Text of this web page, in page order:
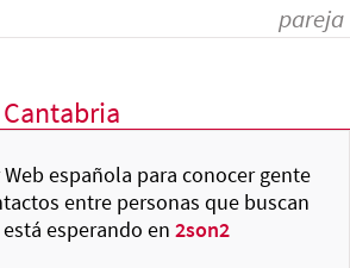
pareja
española para conocer gente
entre personas que buscan
esperando en 2son2